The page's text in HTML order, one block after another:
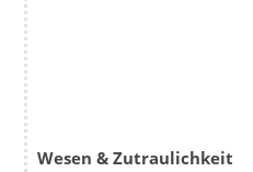
Wesen & Zutraulichkeit